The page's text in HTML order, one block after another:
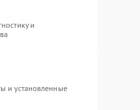
и
и установленные